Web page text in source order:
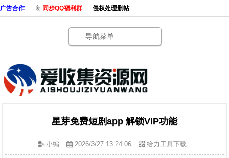
广告合作 同步QQ福利群 侵权处理删帖
导航菜单
星芽免费短剧app 解锁VIP功能
小编 2026/3/27 13:24:06 给力工具下载